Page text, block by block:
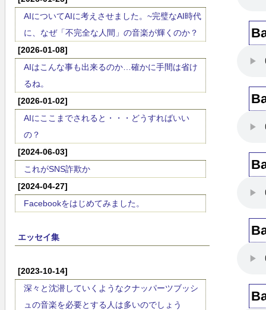
AIについてAIに考えさせました。~完璧なAI時代
に、なぜ「不完全な人間」の音楽が輝くのか？
[2026-01-08]
AIはこんな事も出来るのか…確かに手間は省け
るね。
[2026-01-02]
AIにここまでされると・・・どうすればいい
の？
[2024-06-03]
これがSNS詐欺か
[2024-04-27]
Facebookをはじめてみました。
エッセイ集
[2023-10-14]
深々と沈潜していくようなクナッパーツブッシ
ュの音楽を必要とする人は多いのでしょう